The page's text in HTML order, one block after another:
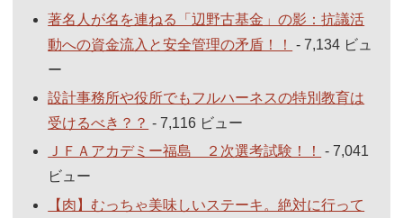
著名人が名を連ねる「辺野古基金」の影：抗議活
動への資金流入と安全管理の矛盾！！
- 7,134 ビュ
ー
設計事務所や役所でもフルハーネスの特別教育は
受けるべき？？ - 7,116 ビュー
ＪＦＡアカデミー福島 ２次選考試験！！
- 7,041
ビュー
【肉】むっちゃ美味しいステーキ。絶対に行って